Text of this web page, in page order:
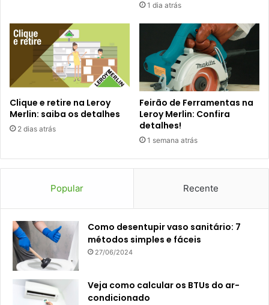
1 dia atrás
Clique e retire na Leroy
Merlin: saiba os detalhes
2 dias atrás
Feirão de Ferramentas na
Leroy Merlin: Confira
detalhes!
1 semana atrás
Popular Recente
Como desentupir vaso sanitário: 7
métodos simples e fáceis
27/06/2024
Veja como calcular os BTUs do ar-
condicionado